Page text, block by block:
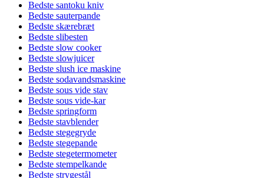
Bedste santoku kniv
Bedste sauterpande
Bedste skærebræt
Bedste slibesten
Bedste slow cooker
Bedste slowjuicer
Bedste slush ice maskine
Bedste sodavandsmaskine
Bedste sous vide stav
Bedste sous vide-kar
Bedste springform
Bedste stavblender
Bedste stegegryde
Bedste stegepande
Bedste stegetermometer
Bedste stempelkande
Bedste strygestål